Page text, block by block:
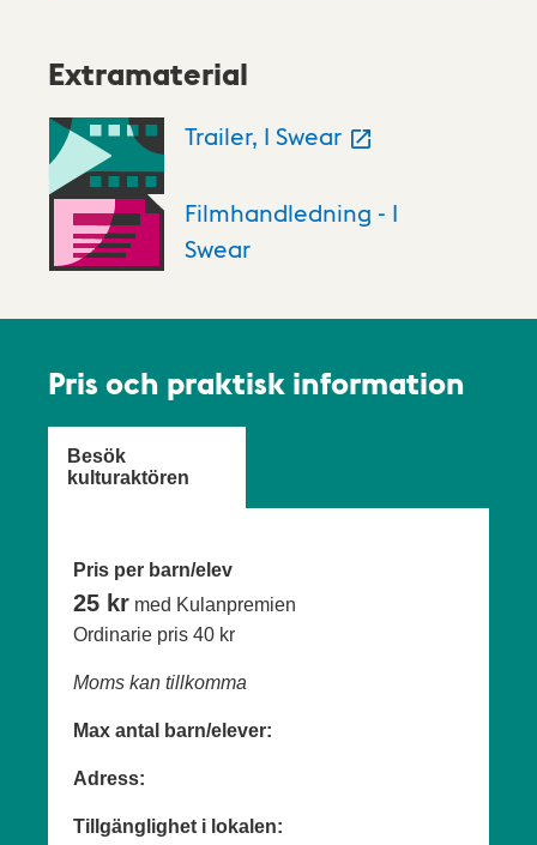
Extramaterial
Trailer, I Swear
Filmhandledning - I
Swear
Pris och praktisk information
Besök
kulturaktören
Pris per barn/elev
25 kr med Kulanpremien
Ordinarie pris 40 kr
Moms kan tillkomma
Max antal barn/elever:
Adress:
Tillgänglighet i lokalen: